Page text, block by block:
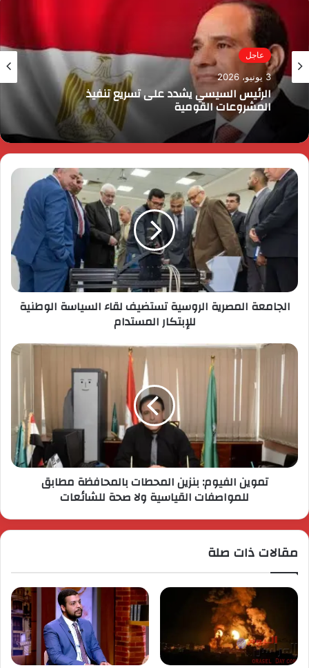
عاجل
8 مايو، 2026
شيري تعيد تعريف مستقبل التنقل العائلي عالميًا:
تكامل غير مسبوق بين السلامة والتكنولوجيا
ومنظومة الحياة خلال قمة 2026 الدولية
الجامعة المصرية الروسية تستضيف لقاء السياسة الوطنية
للإبتكار المستدام
تموين الفيوم: بنزين المحطات بالمحافظة مطابق
للمواصفات القياسية ولا صحة للشائعات
مقالات ذات صلة